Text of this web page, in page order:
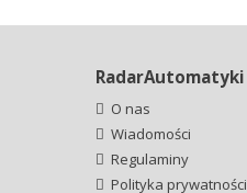
RadarAutomatyki
O nas
Wiadomości
Regulaminy
Polityka prywatności